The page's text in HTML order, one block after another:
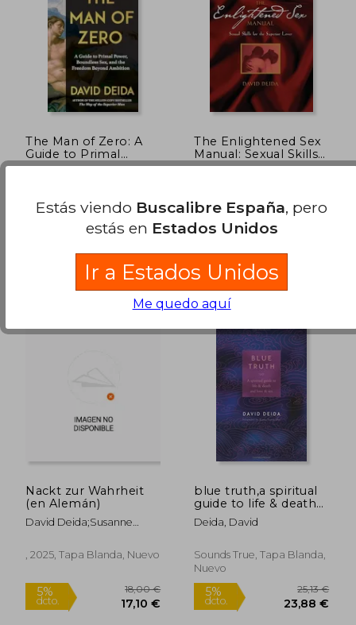
19,20 €
5%
dcto.
5%
The Man of Zero: A
Guide to Primal
Power, Boundless
Inglés)
St. Martin's Essentials /
Dura, Nuevo
The Enlightened Sex
Manual: Sexual Skills
for the Superior
Sounds True, Tapa Blanda,
Nackt zur Wahrheit
(en Alemán)
David Deida;Susanne
, 2025, Tapa Blanda, Nuevo
blue truth,a spiritual
guide to life & death
and love & sex (en
Inglés)
Deida, David
Sounds True, Tapa Blanda,
Nuevo
Estás viendo Buscalibre España, pero
estás en Estados Unidos
Ir a Estados Unidos
Me quedo aquí